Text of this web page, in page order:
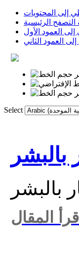
إلى المحتويات
الرئيسية
إلى العمود الأول
العمود الثاني
Select
بالبشر
بالبشر
اقرأ المقال